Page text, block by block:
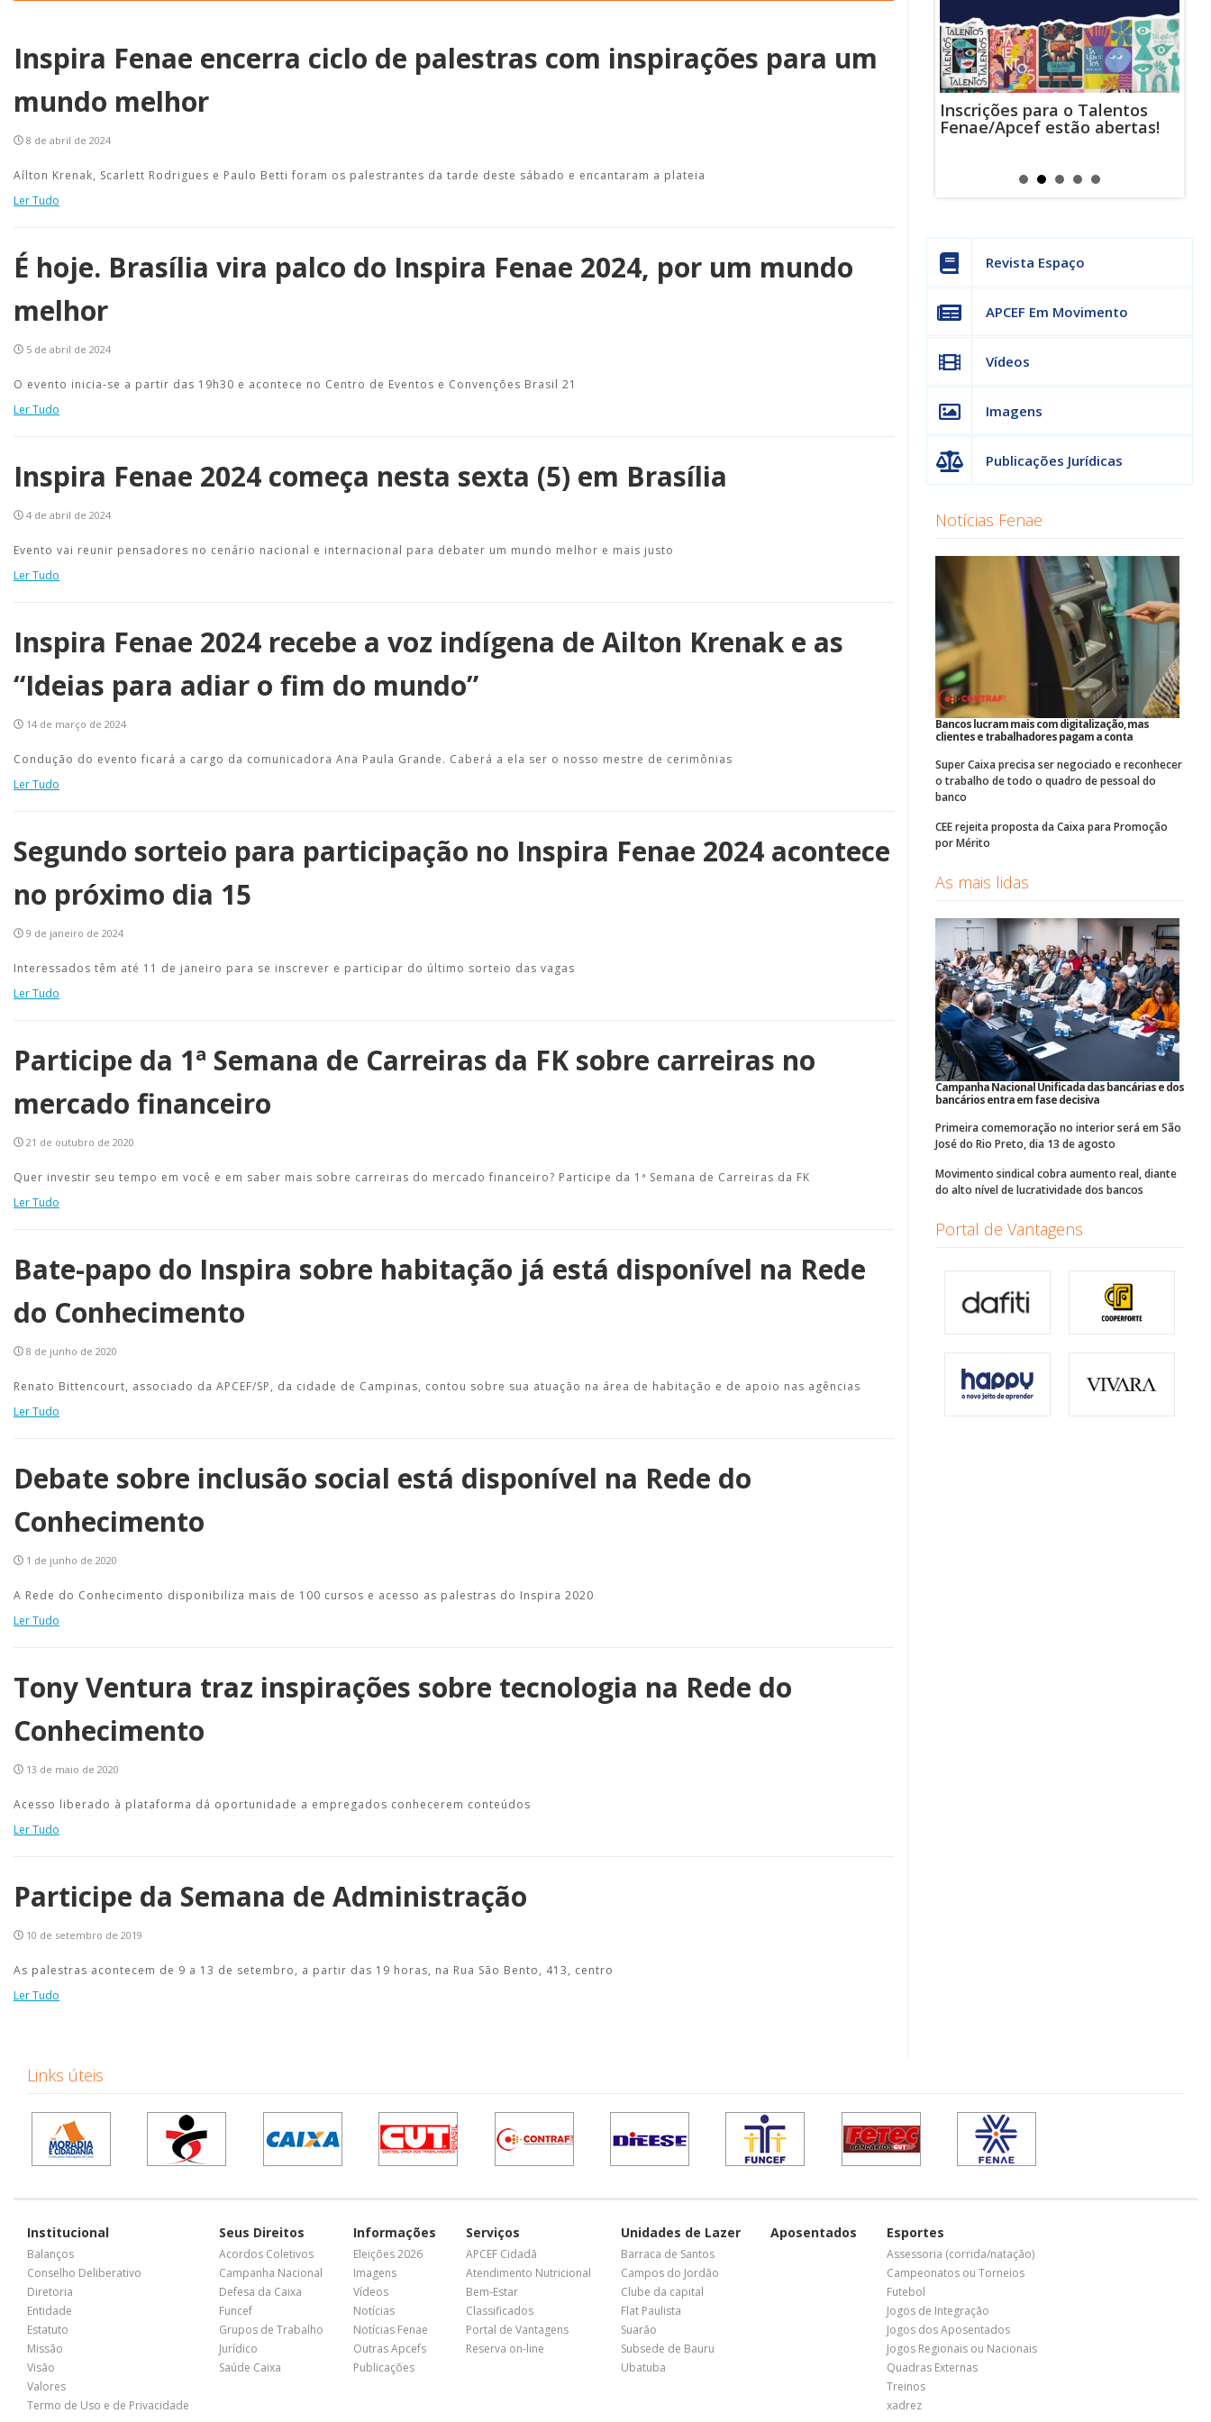
Inspira Fenae encerra ciclo de palestras com inspirações para um
mundo melhor
8 de abril de 2024
Aílton Krenak, Scarlett Rodrigues e Paulo Betti foram os palestrantes da tarde deste sábado e encantaram a plateia
Ler Tudo
É hoje. Brasília vira palco do Inspira Fenae 2024, por um mundo
melhor
5 de abril de 2024
O evento inicia-se a partir das 19h30 e acontece no Centro de Eventos e Convenções Brasil 21
Ler Tudo
Inspira Fenae 2024 começa nesta sexta (5) em Brasília
4 de abril de 2024
Evento vai reunir pensadores no cenário nacional e internacional para debater um mundo melhor e mais justo
Ler Tudo
Inspira Fenae 2024 recebe a voz indígena de Ailton Krenak e as
“Ideias para adiar o fim do mundo”
14 de março de 2024
Condução do evento ficará a cargo da comunicadora Ana Paula Grande. Caberá a ela ser o nosso mestre de cerimônias
Ler Tudo
Segundo sorteio para participação no Inspira Fenae 2024 acontece
no próximo dia 15
9 de janeiro de 2024
Interessados têm até 11 de janeiro para se inscrever e participar do último sorteio das vagas
Ler Tudo
Participe da 1ª Semana de Carreiras da FK sobre carreiras no
mercado financeiro
21 de outubro de 2020
Quer investir seu tempo em você e em saber mais sobre carreiras do mercado financeiro? Participe da 1ª Semana de Carreiras da FK
Ler Tudo
Bate-papo do Inspira sobre habitação já está disponível na Rede
do Conhecimento
8 de junho de 2020
Renato Bittencourt, associado da APCEF/SP, da cidade de Campinas, contou sobre sua atuação na área de habitação e de apoio nas agências
Ler Tudo
Debate sobre inclusão social está disponível na Rede do
Conhecimento
1 de junho de 2020
A Rede do Conhecimento disponibiliza mais de 100 cursos e acesso as palestras do Inspira 2020
Ler Tudo
Tony Ventura traz inspirações sobre tecnologia na Rede do
Conhecimento
13 de maio de 2020
Acesso liberado à plataforma dá oportunidade a empregados conhecerem conteúdos
Ler Tudo
Participe da Semana de Administração
10 de setembro de 2019
As palestras acontecem de 9 a 13 de setembro, a partir das 19 horas, na Rua São Bento, 413, centro
Ler Tudo
Inscrições para o Talentos
Fenae/Apcef estão abertas!
Revista Espaço
APCEF Em Movimento
Vídeos
Imagens
Publicações Jurídicas
Notícias Fenae
Bancos lucram mais com digitalização, mas
clientes e trabalhadores pagam a conta
Super Caixa precisa ser negociado e reconhecer
o trabalho de todo o quadro de pessoal do
banco
CEE rejeita proposta da Caixa para Promoção
por Mérito
As mais lidas
Campanha Nacional Unificada das bancárias e dos
bancários entra em fase decisiva
Primeira comemoração no interior será em São
José do Rio Preto, dia 13 de agosto
Movimento sindical cobra aumento real, diante
do alto nível de lucratividade dos bancos
Portal de Vantagens
Links úteis
Institucional
Balanços
Conselho Deliberativo
Diretoria
Entidade
Estatuto
Missão
Visão
Valores
Termo de Uso e de Privacidade
Seus Direitos
Acordos Coletivos
Campanha Nacional
Defesa da Caixa
Funcef
Grupos de Trabalho
Jurídico
Saúde Caixa
Informações
Eleições 2026
Imagens
Vídeos
Notícias
Notícias Fenae
Outras Apcefs
Publicações
Serviços
APCEF Cidadã
Atendimento Nutricional
Bem-Estar
Classificados
Portal de Vantagens
Reserva on-line
Unidades de Lazer
Barraca de Santos
Campos do Jordão
Clube da capital
Flat Paulista
Suarão
Subsede de Bauru
Ubatuba
Aposentados Esportes
Assessoria (corrida/natação)
Campeonatos ou Torneios
Futebol
Jogos de Integração
Jogos dos Aposentados
Jogos Regionais ou Nacionais
Quadras Externas
Treinos
xadrez